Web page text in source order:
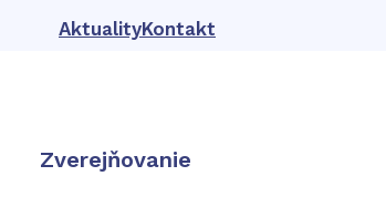
AktualityKontakt
Zverejňovanie